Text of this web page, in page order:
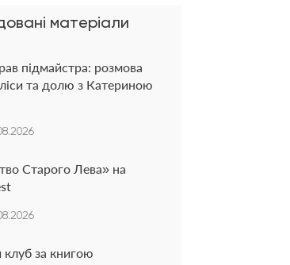
матеріали
підмайстра: розмова
та долю з Катериною
Старого Лева» на
за книгою